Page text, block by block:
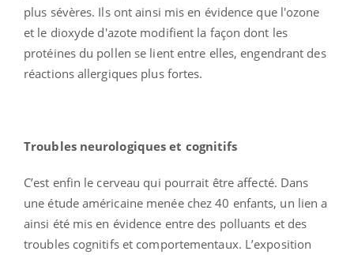
plus sévères. Ils ont ainsi mis en évidence que l'ozone
et le dioxyde d'azote modifient la façon dont les
protéines du pollen se lient entre elles, engendrant des
réactions allergiques plus fortes.
Troubles neurologiques et cognitifs
C’est enfin le cerveau qui pourrait être affecté. Dans
une étude américaine menée chez 40 enfants, un lien a
ainsi été mis en évidence entre des polluants et des
troubles cognitifs et comportementaux. L’exposition